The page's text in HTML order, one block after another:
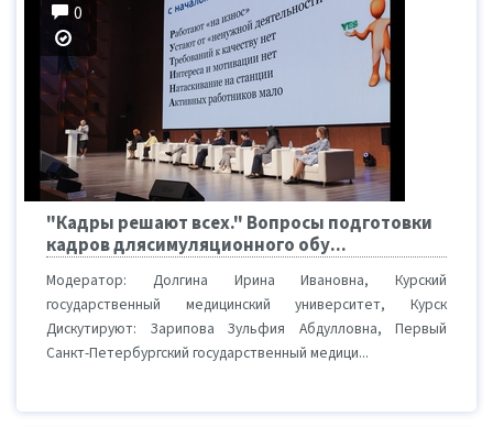
0
"Кадры решают всех." Вопросы подготовки
кадров длясимуляционного обу...
Модератор: Долгина Ирина Ивановна, Курский
государственный медицинский университет, Курск
Дискутируют: Зарипова Зульфия Абдулловна, Первый
Санкт-Петербургский государственный медици...